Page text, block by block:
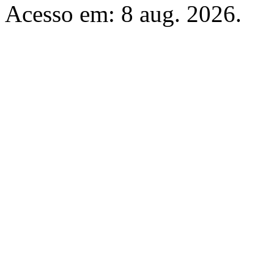
Acesso em: 8 aug. 2026.